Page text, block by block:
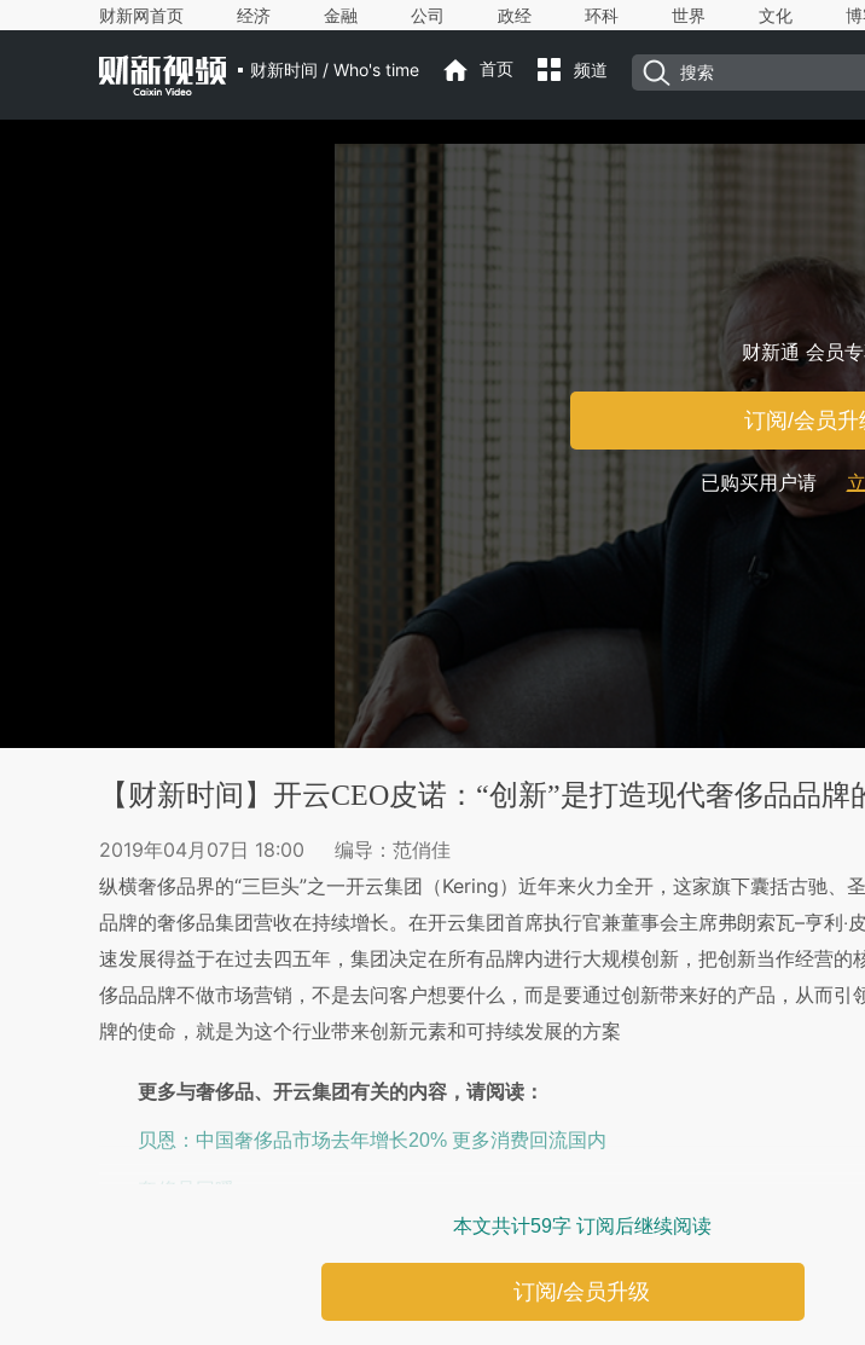
财新网首页 经济 金融 公司 政经 环科 世界 文化
财新时间 / Who's time 首页 频道
财新通 会员
订阅/会员升
已购买用户请
【财新时间】开云CEO皮诺：“创新”是打造现代奢侈品品牌
2019年04月07日 18:00
编导：范俏佳
纵横奢侈品界的“三巨头”之一开云集团（Kering）近年来火力全开，这家旗下囊括古驰、
品牌的奢侈品集团营收在持续增长。在开云集团首席执行官兼董事会主席弗朗索瓦–亨利‧
速发展得益于在过去四五年，集团决定在所有品牌内进行大规模创新，把创新当作经营的
侈品品牌不做市场营销，不是去问客户想要什么，而是要通过创新带来好的产品，从而引
牌的使命，就是为这个行业带来创新元素和可持续发展的方案
更多与奢侈品、开云集团有关的内容，请阅读：
贝恩：中国奢侈品市场去年增长20% 更多消费回流国内
奢侈品回暖
本文共计59字 订阅后继续阅读
订阅/会员升级